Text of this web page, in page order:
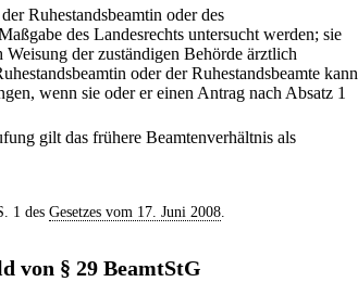
Ruhestandsbeamtin oder des
des Landesrechts untersucht werden; sie
der zuständigen Behörde ärztlich
oder der Ruhestandsbeamte kann
wenn sie oder er einen Antrag nach Absatz 1
gilt das frühere Beamtenverhältnis als
1 des Gesetzes vom 17. Juni 2008.
von § 29 BeamtStG